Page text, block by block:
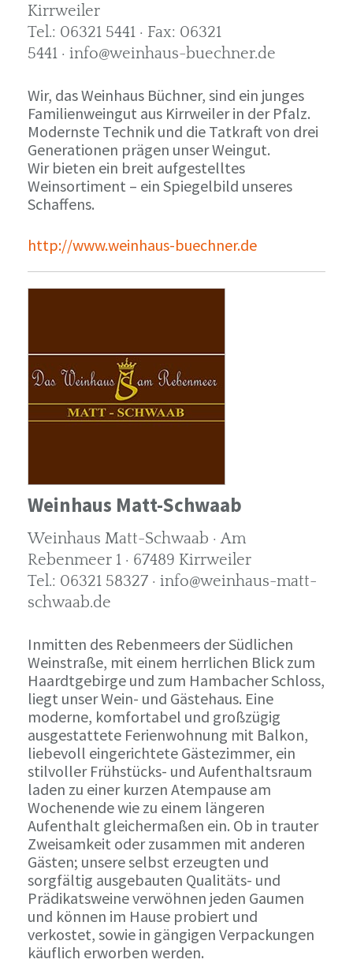
Kirrweiler
Tel.: 06321 5441 · Fax: 06321
5441 · info@weinhaus-buechner.de
Wir, das Weinhaus Büchner, sind ein junges
Familienweingut aus Kirrweiler in der Pfalz.
Modernste Technik und die Tatkraft von drei
Generationen prägen unser Weingut.
Wir bieten ein breit aufgestelltes
Weinsortiment – ein Spiegelbild unseres
Schaffens.
http://www.weinhaus-buechner.de
Weinhaus Matt-Schwaab
Weinhaus Matt-Schwaab · Am
Rebenmeer 1 · 67489 Kirrweiler
Tel.: 06321 58327 · info@weinhaus-matt-
schwaab.de
Inmitten des Rebenmeers der Südlichen
Weinstraße, mit einem herrlichen Blick zum
Haardtgebirge und zum Hambacher Schloss,
liegt unser Wein- und Gästehaus. Eine
moderne, komfortabel und großzügig
ausgestattete Ferienwohnung mit Balkon,
liebevoll eingerichtete Gästezimmer, ein
stilvoller Frühstücks- und Aufenthaltsraum
laden zu einer kurzen Atempause am
Wochenende wie zu einem längeren
Aufenthalt gleichermaßen ein. Ob in trauter
Zweisamkeit oder zusammen mit anderen
Gästen; unsere selbst erzeugten und
sorgfältig ausgebauten Qualitäts- und
Prädikatsweine verwöhnen jeden Gaumen
und können im Hause probiert und
verkostet, sowie in gängigen Verpackungen
käuflich erworben werden.